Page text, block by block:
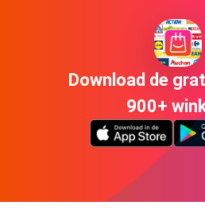
Download de
900+